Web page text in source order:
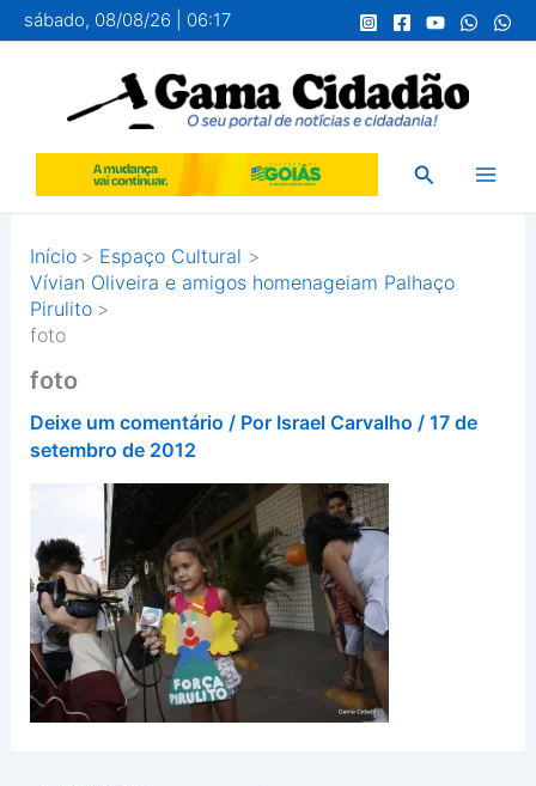
para
conteúdo
sábado, 08/08/26 | 06:17
Pesquisar
Início
Espaço Cultural
Vívian Oliveira e amigos homenageiam Palhaço
Pirulito
foto
foto
Deixe um comentário / Por Israel Carvalho / 17 de
setembro de 2012